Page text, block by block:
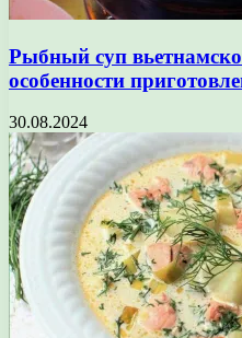
Рыбный суп
особенности
30.08.2024